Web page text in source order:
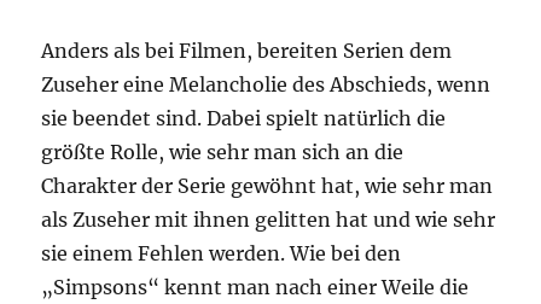
Anders als bei Filmen, bereiten Serien dem
Zuseher eine Melancholie des Abschieds, wenn
sie beendet sind. Dabei spielt natürlich die
größte Rolle, wie sehr man sich an die
Charakter der Serie gewöhnt hat, wie sehr man
als Zuseher mit ihnen gelitten hat und wie sehr
sie einem Fehlen werden. Wie bei den
„Simpsons“ kennt man nach einer Weile die